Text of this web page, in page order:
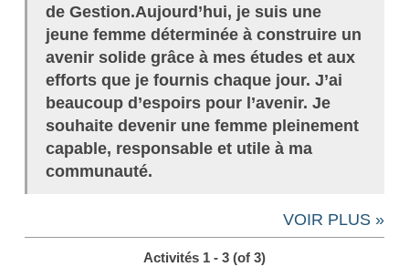
de Gestion.Aujourd’hui, je suis une
jeune femme déterminée à construire un
avenir solide grâce à mes études et aux
efforts que je fournis chaque jour. J’ai
beaucoup d’espoirs pour l’avenir. Je
souhaite devenir une femme pleinement
capable, responsable et utile à ma
communauté.
VOIR PLUS »
Activités 1 - 3 (of 3)